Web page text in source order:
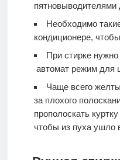
Необходимо
кондиционере,
При стирке
автомат режим для
Чаще всего
за плохого
прополоскать
чтобы из пуха ушло